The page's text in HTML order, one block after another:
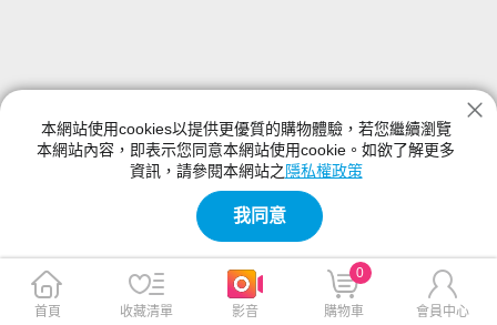
本網站使用cookies以提供更優質的購物體驗，若您繼續瀏覽
本網站內容，即表示您同意本網站使用cookie。如欲了解更多
資訊，請參閱本網站之 隱私權政策
我同意
首頁 收藏清單 影音 購物車
0
會員中心